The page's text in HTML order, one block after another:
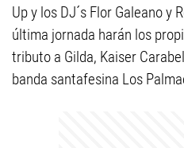
Up y los DJ´s Flor Galeano y
última jornada harán los
tributo a Gilda, Kaiser
banda santafesina Los